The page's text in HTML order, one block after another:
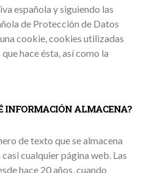
española y siguiendo las
de Protección de Datos
cookie, cookies utilizadas
hace ésta, así como la
INFORMACIÓN ALMACENA?
de texto que se almacena
cualquier página web. Las
hace 20 años, cuando